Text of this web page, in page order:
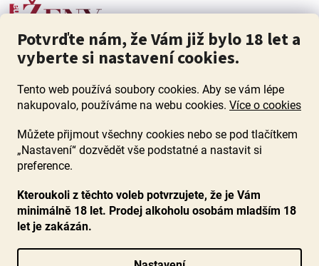
Potvrďte nám, že Vám již bylo 18 let a
vyberte si nastavení cookies.
Tento web používá soubory cookies. Aby se vám lépe
nakupovalo, používáme na webu cookies. Více o cookies
Můžete přijmout všechny cookies nebo se pod tlačítkem
„Nastavení“ dozvědět vše podstatné a nastavit si
preference.
Kteroukoli z těchto voleb potvrzujete, že je Vám
minimálně 18 let. Prodej alkoholu osobám mladším 18
let je zakázán.
ZÁKAZ PRODEJE ALKOHOLU OSOBÁM MLADŠÍM 18 LET. Pijte s
mírou i když pijete s Mírou.